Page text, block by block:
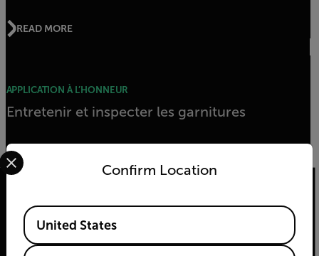
READ MORE
APPLICATION À L’HONNEUR
Entretenir et inspecter les garnitures
READ MORE
2026© Flir Tous droits réservés.
Confirm Location
Select your preferred country and language from the
Available Locations
United States